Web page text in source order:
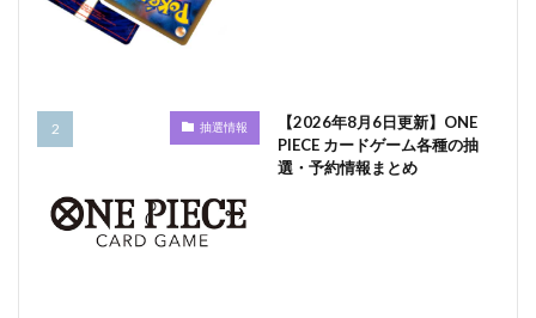
抽選情報
【2026年8月6日更新】ONE
PIECE カードゲーム各種の抽
選・予約情報まとめ